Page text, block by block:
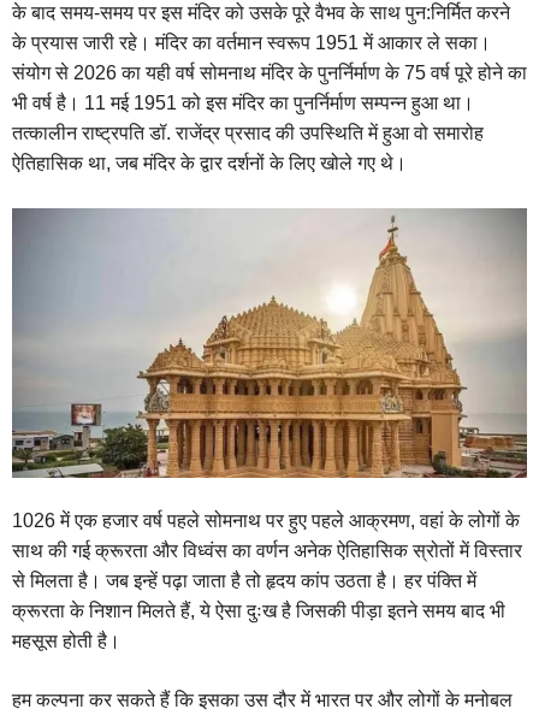
के बाद समय-समय पर इस मंदिर को उसके पूरे वैभव के साथ पुन:निर्मित करने
के प्रयास जारी रहे। मंदिर का वर्तमान स्वरूप 1951 में आकार ले सका।
संयोग से 2026 का यही वर्ष सोमनाथ मंदिर के पुनर्निर्माण के 75 वर्ष पूरे होने का
भी वर्ष है। 11 मई 1951 को इस मंदिर का पुनर्निर्माण सम्पन्न हुआ था।
तत्कालीन राष्ट्रपति डॉ. राजेंद्र प्रसाद की उपस्थिति में हुआ वो समारोह
ऐतिहासिक था, जब मंदिर के द्वार दर्शनों के लिए खोले गए थे।
1026 में एक हजार वर्ष पहले सोमनाथ पर हुए पहले आक्रमण, वहां के लोगों के
साथ की गई क्रूरता और विध्वंस का वर्णन अनेक ऐतिहासिक स्रोतों में विस्तार
से मिलता है। जब इन्हें पढ़ा जाता है तो हृदय कांप उठता है। हर पंक्ति में
क्रूरता के निशान मिलते हैं, ये ऐसा दुःख है जिसकी पीड़ा इतने समय बाद भी
महसूस होती है।
हम कल्पना कर सकते हैं कि इसका उस दौर में भारत पर और लोगों के मनोबल